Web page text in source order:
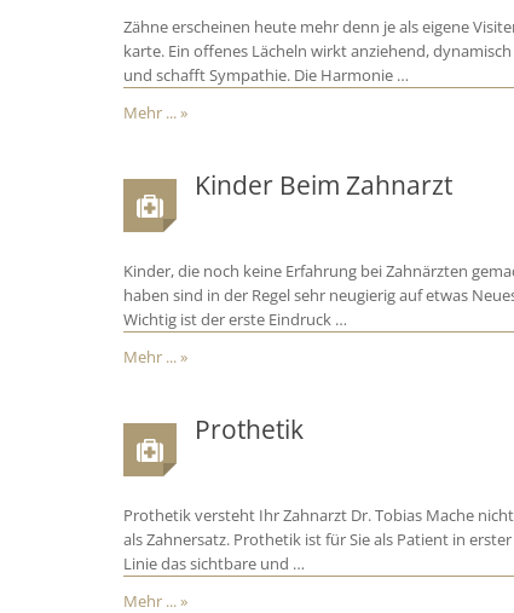
Zähne erscheinen heute mehr denn je als eigene
karte. Ein offenes Lächeln wirkt anziehend, dynamisch
und schafft Sympathie. Die Harmonie …
Mehr ... »
Kinder Beim Zahnarzt
Kinder, die noch keine Erfahrung bei Zahnärzten
haben sind in der Regel sehr neugierig auf etwas
Wichtig ist der erste Eindruck …
Mehr ... »
Prothetik
Prothetik versteht Ihr Zahnarzt Dr. Tobias Mache
als Zahnersatz. Prothetik ist für Sie als Patient in erster
Linie das sichtbare und …
Mehr ... »